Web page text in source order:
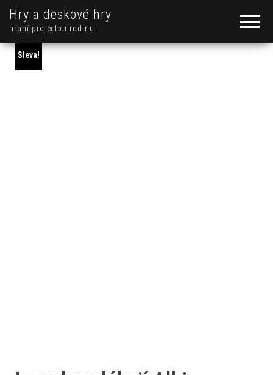
Hry a deskové hry
hraní pro celou rodinu
Sleva!